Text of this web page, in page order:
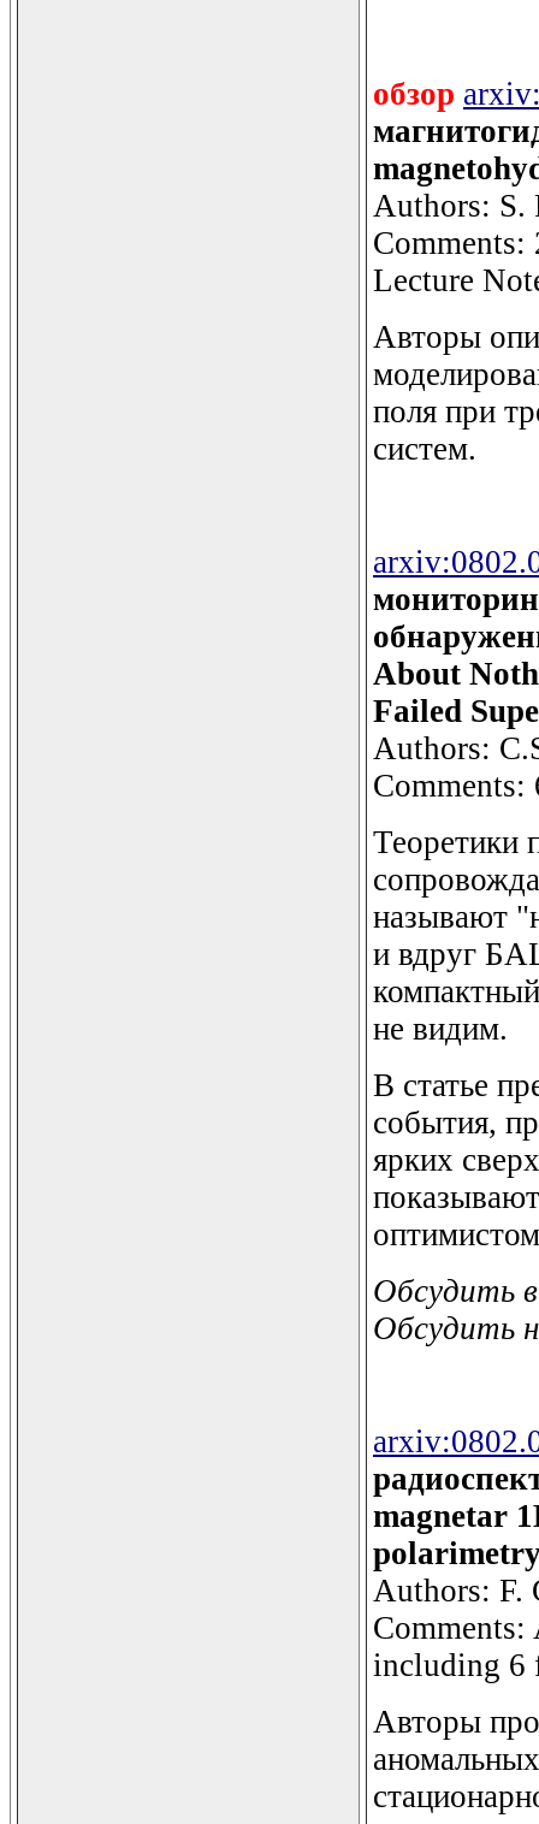
обзор
Authors: S.
Comments:
Lecture
Авторы
поля при
систем.
About
Failed
Authors:
Comments:
Теоретики
называют
и вдруг
не видим.
В статье
события,
ярких
Обсудить
Обсудить
magnetar
Authors: F.
including 6
Авторы